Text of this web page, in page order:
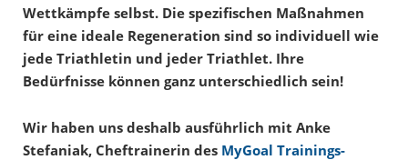
Wettkämpfe selbst. Die spezifischen Maßnahmen
für eine ideale Regeneration sind so individuell wie
jede Triathletin und jeder Triathlet. Ihre
Bedürfnisse können ganz unterschiedlich sein!
Wir haben uns deshalb ausführlich mit Anke
Stefaniak, Cheftrainerin des MyGoal Trainings-